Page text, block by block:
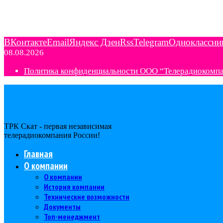
ВКонтактеEmailЯндекс ДзенRssTelegram
08.08.2026
Политика конфиденциальности ООО
ТРК Скат - первая независимая
телерадиокомпания Роcсии!
Главная
О компании
О компании
История компании
Технические возможности
Документы
Топ-менеджмент